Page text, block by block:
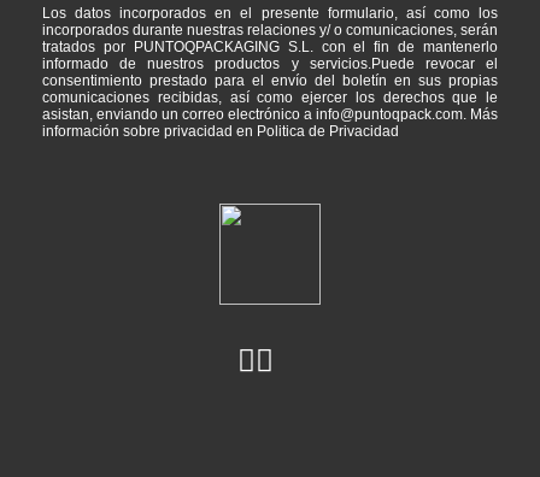
Los datos incorporados en el presente formulario, así como los
incorporados durante nuestras relaciones y/ o comunicaciones, serán
tratados por PUNTOQPACKAGING S.L. con el fin de mantenerlo
informado de nuestros productos y servicios.Puede revocar el
consentimiento prestado para el envío del boletín en sus propias
comunicaciones recibidas, así como ejercer los derechos que le
asistan, enviando un correo electrónico a info@puntoqpack.com. Más
información sobre privacidad en Politica de Privacidad